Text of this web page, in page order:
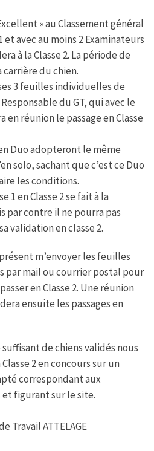
» au Classement général
et avec au moins 2 Examinateurs
à la Classe 2. La période de
du chien.
3 feuilles individuelles de
du GT, qui avec le
en réunion le passage en Classe
Duo adopteront le même
solo, sachant que c’est ce Duo
les conditions.
1 en Classe 2 se fait à la
par contre il ne pourra pas
validation en classe 2.
m’envoyer les feuilles
par mail ou courrier postal pour
en Classe 2. Une réunion
ensuite les passages en
de chiens validés nous
2 en concours sur un
correspondant aux
figurant sur le site.
Travail ATTELAGE